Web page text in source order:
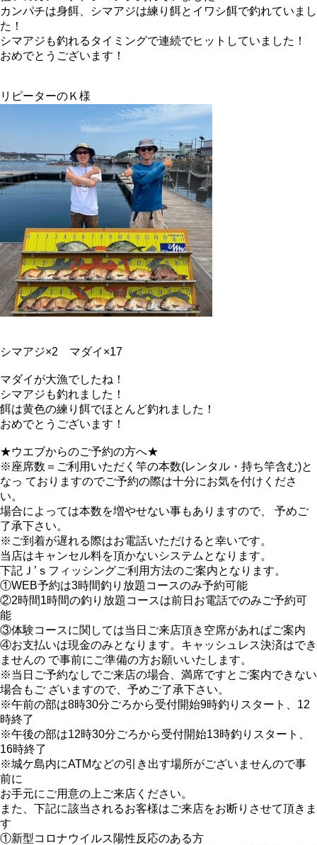
カンパチは身餌、シマアジは練り餌とイワシ餌で釣れていまし
た！
シマアジも釣れるタイミングで連続でヒットしていました！
おめでとうございます！
リピーターのＫ様
シマアジ×2 マダイ×17
マダイが大漁でしたね！
シマアジも釣れました！
餌は黄色の練り餌でほとんど釣れました！
おめでとうございます！
★ウエブからのご予約の方へ★
※座席数＝ご利用いただく竿の本数(レンタル・持ち竿含む)と
なっ ておりますのでご予約の際は十分にお気を付けくださ
い。
場合によっては本数を増やせない事もありますので、 予めご
了承下さい。
※ご到着が遅れる際はお電話いただけると幸いです。
当店はキャンセル料を頂かないシステムとなります。
下記Ｊ’ｓフィッシングご利用方法のご案内となります。
①WEB予約は3時間釣り放題コースのみ予約可能
②2時間1時間の釣り放題コースは前日お電話でのみご予約可
能
③体験コースに関しては当日ご来店頂き空席があればご案内
④お支払いは現金のみとなります。キャッシュレス決済はでき
ませんの で事前にご準備の方お願いいたします。
※当日ご予約なしでご来店の場合、満席ですとご案内できない
場合もご ざいますので、予めご了承下さい。
※午前の部は8時30分ごろから受付開始9時釣りスタート、12
時終了
※午後の部は12時30分ごろから受付開始13時釣りスタート、
16時終了
※城ケ島内にATMなどの引き出す場所がございませんので事
前に
お手元にご用意の上ご来店ください。
また、下記に該当されるお客様はご来店をお断りさせて頂きま
す
①新型コロナウイルス陽性反応のある方